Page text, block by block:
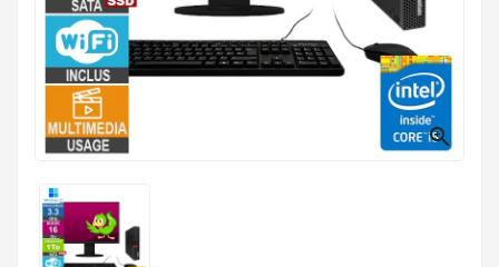
Mesure
Tout-
Mémoires
RAM
